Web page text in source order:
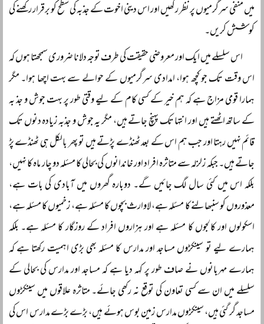
میں منفی سرگرمیوں پر نظر رکھیں اور اس دینی اخوت کے جذبہ کی سطح کو برقرار رکھنے کی
کوشش کریں۔
اس سلسلے میں ایک اور معروضی حقیقت کی طرف توجہ دلانا ضروری سمجھتا ہوں کہ
اس وقت تک جو کچھ ہوا، امدادی سرگرمیوں کے حوالے سے بہت اچھا ہوا۔ مگر
ہمارا قومی مزاج ہے کہ ہم خیر کے کسی کام کے لیے وقتی طور پر بہت جوش و جذ بہ
کے ساتھ اٹھتے ہیں اور انتہا تک پہنچ جاتے ہیں، مگر یہ جوش و جذبہ زیادہ دنوں تک
قائم نہیں رہتا اور جب ہم اس کے بعد ٹھنڈے پڑتے ہیں تو پھر بالکل ہی ٹھنڈے پڑ
جاتے ہیں۔ جبکہ زلزلہ سے متاثرہ افراد اور خاندانوں کی بحالی کا مسئلہ دو چار ماہ کا نہیں،
بلکہ اس میں کئی سال لگ جائیں گے۔ دوبارہ گھروں میں آبادی کی بات ہے،
معذوروں کو سنبھالنے کا مسئلہ ہے، لاوارث بچوں کا مسئلہ ہے، زخمیوں کا مسئلہ ہے،
اسکولوں اور کالجوں کا مسئلہ ہے اور ہزاروں افراد کے روزگار کا مسئلہ ہے۔ بلکہ
ہمارے لیے تو سینکڑوں مساجد اور مدارس کا مسئلہ بھی بڑی اہمیت رکھتا ہے کہ
ہمارے مہربانوں نے صاف طور پر کہہ دیا ہے کہ مساجد اور مدارس کی بحالی کے
سلسلے میں ان سے کسی تعاون کی توقع نہ رکھی جائے۔ متاثرہ علاقوں میں سینکڑوں
مساجد گر گئی ہیں، سینکڑوں مدارس زمین بوس ہوئے ہیں، بڑے بڑے مدارس اس کی